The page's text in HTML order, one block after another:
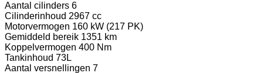
Aantal cilinders 6
Cilinderinhoud 2967 cc
Motorvermogen 160 kW (217 PK)
Gemiddeld bereik 1351 km
Koppelvermogen 400 Nm
Tankinhoud 73L
Aantal versnellingen 7